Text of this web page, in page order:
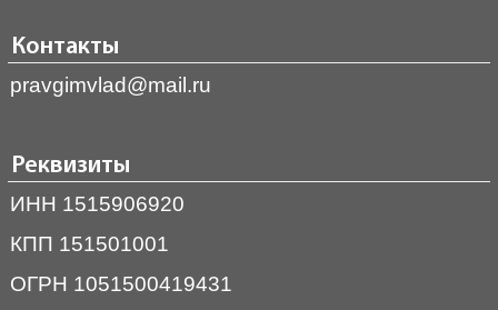
Контакты
pravgimvlad@mail.ru
Реквизиты
ИНН 1515906920
КПП 151501001
ОГРН 1051500419431